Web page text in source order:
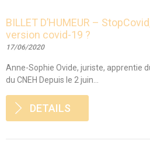
BILLET D’HUMEUR –
version covid-19 ?
17/06/2020
Anne-Sophie Ovide, juriste, apprentie
du CNEH Depuis le 2 juin...
DETAILS